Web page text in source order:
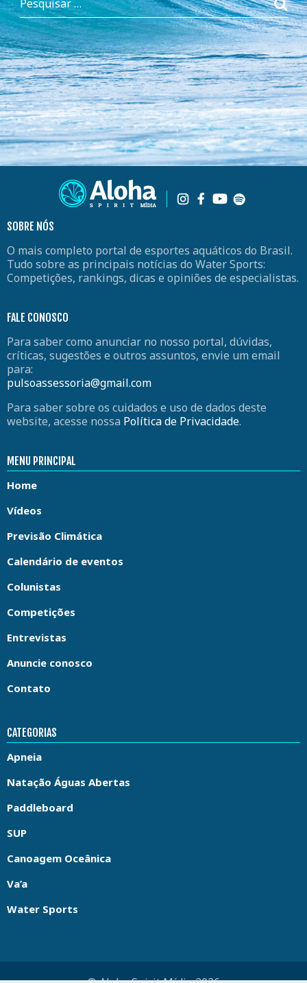
SOBRE NÓS
O mais completo portal de esportes aquáticos do Brasil.
Tudo sobre as principais notícias do Water Sports:
Competições, rankings, dicas e opiniões de especialistas.
FALE CONOSCO
Para saber como anunciar no nosso portal, dúvidas,
críticas, sugestões e outros assuntos, envie um email
para:
pulsoassessoria@gmail.com
Para saber sobre os cuidados e uso de dados deste
website, acesse nossa Política de Privacidade.
MENU PRINCIPAL
Home
Vídeos
Previsão Climática
Calendário de eventos
Colunistas
Competições
Entrevistas
Anuncie conosco
Contato
CATEGORIAS
Apneia
Natação Águas Abertas
Paddleboard
SUP
Canoagem Oceânica
Va’a
Water Sports